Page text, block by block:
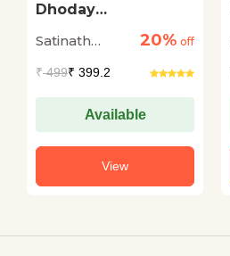
Dhoday
Satinath
20% off
₹499₹ 399.2
Available
View